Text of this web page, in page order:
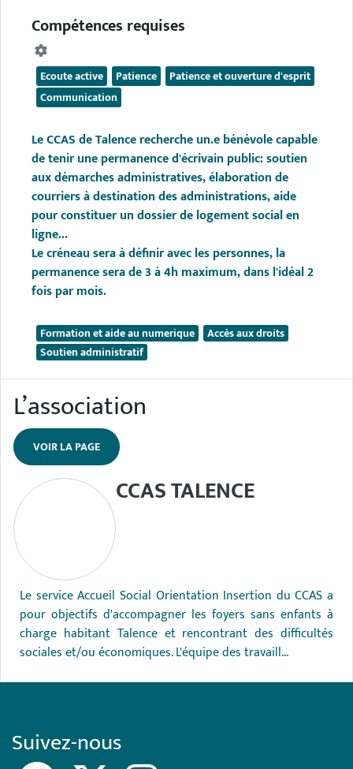
Le CCAS de Talence recherche un.e bénévole capable
de tenir une permanence d'écrivain public: soutien
aux démarches administratives, élaboration de
courriers à destination des administrations, aide
pour constituer un dossier de logement social en
ligne...
Le créneau sera à définir avec les personnes, la
permanence sera de 3 à 4h maximum, dans l'idéal 2
fois par mois.
Formation et aide au numerique
Accès aux droits
Soutien administratif
Compétences requises
Ecoute active Patience
Patience et ouverture d'esprit
Communication
L’association
VOIR LA PAGE
CCAS TALENCE
Le service Accueil Social Orientation Insertion du CCAS a
pour objectifs d'accompagner les foyers sans enfants à
charge habitant Talence et rencontrant des difficultés
sociales et/ou économiques. L'équipe des travaill...
Suivez-nous